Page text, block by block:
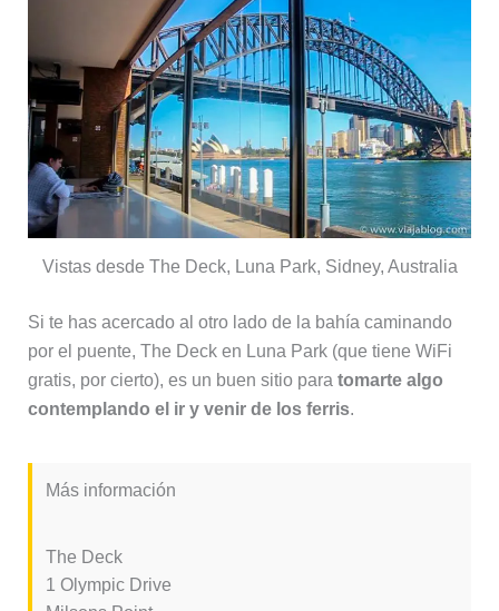
Vistas desde The Deck, Luna Park, Sidney, Australia
Si te has acercado al otro lado de la bahía caminando
por el puente, The Deck en Luna Park (que tiene WiFi
gratis, por cierto), es un buen sitio para tomarte algo
contemplando el ir y venir de los ferris.
Más información
The Deck
1 Olympic Drive